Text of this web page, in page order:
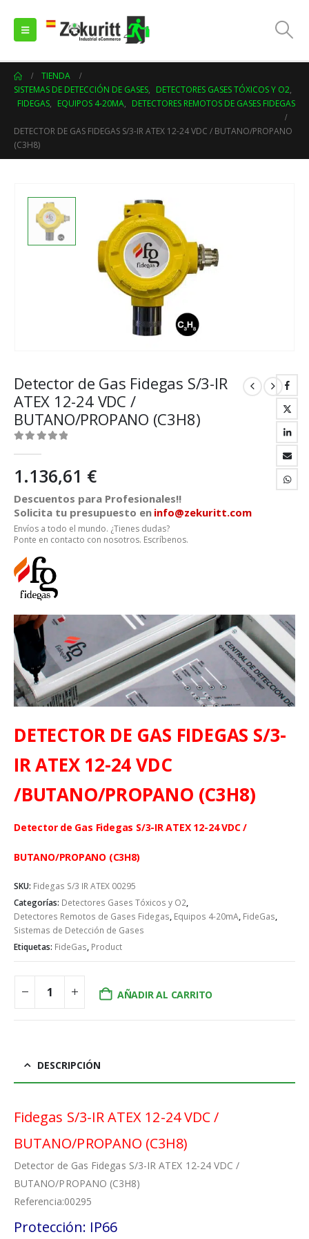
TIENDA
SISTEMAS DE DETECCIÓN DE GASES, DETECTORES GASES TÓXICOS Y O2,
FIDEGAS, EQUIPOS 4-20MA, DETECTORES REMOTOS DE GASES FIDEGAS
DETECTOR DE GAS FIDEGAS S/3-IR ATEX 12-24 VDC / BUTANO/PROPANO
(C3H8)
Detector de Gas Fidegas S/3-IR
ATEX 12-24 VDC /
BUTANO/PROPANO (C3H8)
1.136,61 €
Descuentos para Profesionales!!
Solicita tu presupuesto en info@zekuritt.com
Envíos a todo el mundo. ¿Tienes dudas?
Ponte en contacto con nosotros. Escríbenos.
DETECTOR DE GAS FIDEGAS S/3-
IR ATEX 12-24 VDC
/BUTANO/PROPANO (C3H8)
Detector de Gas Fidegas S/3-IR ATEX 12-24 VDC /
BUTANO/PROPANO (C3H8)
SKU: Fidegas S/3 IR ATEX 00295
Categorías: Detectores Gases Tóxicos y O2,
Detectores Remotos de Gases Fidegas, Equipos 4-20mA, FideGas,
Sistemas de Detección de Gases
Etiquetas: FideGas, Product
AÑADIR AL CARRITO
DESCRIPCIÓN
Fidegas S/3-IR ATEX 12-24 VDC /
BUTANO/PROPANO (C3H8)
Detector de Gas Fidegas S/3-IR ATEX 12-24 VDC /
BUTANO/PROPANO (C3H8)
Referencia:00295
Protección: IP66